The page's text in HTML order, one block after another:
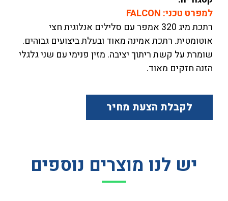
למפרט טכני: FALCON
רתכת מיג 320 אמפר עם סלילים אנלוגית חצי
אוטומטית. רתכת אמינה מאוד ובעלת ביצועים גבוהים.
שומרת על קשת ריתוך יציבה. מזין פנימי עם שני גלגלי
הזנה חזקים מאוד.
לקבלת הצעת מחיר
יש לנו מוצרים נוספים